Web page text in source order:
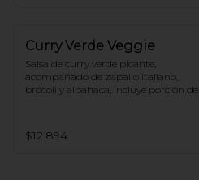
Curry Verde Veggie
Salsa de curry verde picante,
acompañado de zapallo italiano,
brócoli y albahaca, incluye porción de
$12.894